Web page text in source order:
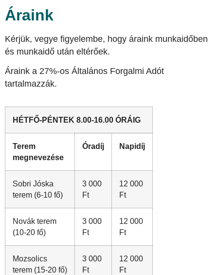
Áraink
Kérjük, vegye figyelembe, hogy áraink munkaidőben
és munkaidő után eltérőek.
Áraink a 27%-os Általános Forgalmi Adót
tartalmazzák.
HÉTFŐ-PÉNTEK 8.00-16.00 ÓRÁIG
Terem
megnevezése
Óradíj Napidíj
Sobri Jóska
terem (6-10 fő)
3 000
Ft
12 000
Ft
Novák terem
(10-20 fő)
3 000
Ft
12 000
Ft
Mozsolics
terem (15-20 fő)
3 000
Ft
12 000
Ft